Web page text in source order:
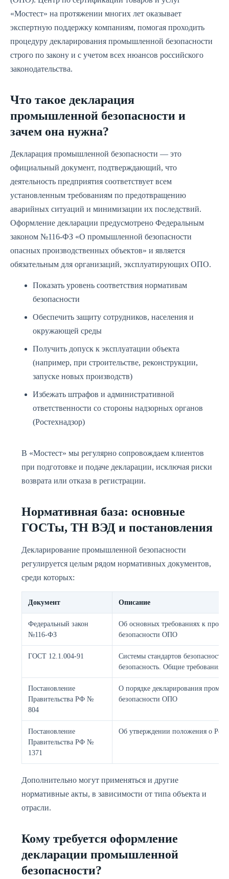
«Мостест» на протяжении многих лет оказывает
экспертную поддержку компаниям, помогая проходить
процедуру декларирования промышленной безопасности
строго по закону и с учетом всех нюансов российского
законодательства.
Что такое декларация
промышленной безопасности и
зачем она нужна?
Декларация промышленной безопасности — это
официальный документ, подтверждающий, что
деятельность предприятия соответствует всем
установленным требованиям по предотвращению
аварийных ситуаций и минимизации их последствий.
Оформление декларации предусмотрено Федеральным
законом №116-ФЗ «О промышленной безопасности
опасных производственных объектов» и является
обязательным для организаций, эксплуатирующих ОПО.
Показать уровень соответствия нормативам
безопасности
Обеспечить защиту сотрудников, населения и
окружающей среды
Получить допуск к эксплуатации объекта
(например, при строительстве, реконструкции,
запуске новых производств)
Избежать штрафов и административной
ответственности со стороны надзорных органов
(Ростехнадзор)
В «Мостест» мы регулярно сопровождаем клиентов
при подготовке и подаче декларации, исключая риски
возврата или отказа в регистрации.
Нормативная база: основные
ГОСТы, ТН ВЭД и постановления
Декларирование промышленной безопасности
регулируется целым рядом нормативных документов,
среди которых:
Документ Описание
Федеральный закон
№116-ФЗ
Об основных требованиях к
безопасности ОПО
ГОСТ 12.1.004-91
Системы стандартов безопасности
безопасность. Общие требования
Постановление
Правительства РФ №
804
О порядке декларирования
безопасности ОПО
Постановление
Правительства РФ №
1371
Об утверждении положения о
Дополнительно могут применяться и другие
нормативные акты, в зависимости от типа объекта и
отрасли.
Кому требуется оформление
декларации промышленной
безопасности?